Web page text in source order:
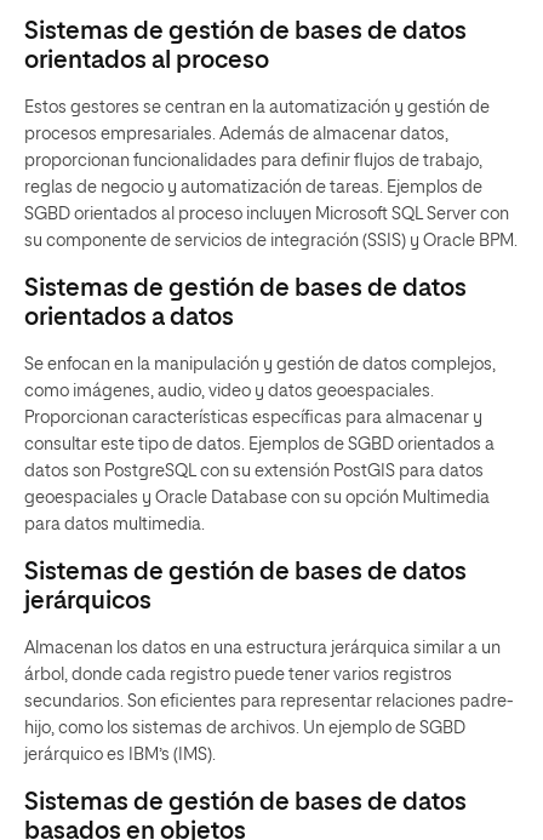
Sistemas de gestión de bases de datos
orientados al proceso
Estos gestores se centran en la automatización y gestión de
procesos empresariales. Además de almacenar datos,
proporcionan funcionalidades para definir flujos de trabajo,
reglas de negocio y automatización de tareas. Ejemplos de
SGBD orientados al proceso incluyen Microsoft SQL Server con
su componente de servicios de integración (SSIS) y Oracle BPM.
Sistemas de gestión de bases de datos
orientados a datos
Se enfocan en la manipulación y gestión de datos complejos,
como imágenes, audio, video y datos geoespaciales.
Proporcionan características específicas para almacenar y
consultar este tipo de datos. Ejemplos de SGBD orientados a
datos son PostgreSQL con su extensión PostGIS para datos
geoespaciales y Oracle Database con su opción Multimedia
para datos multimedia.
Sistemas de gestión de bases de datos
jerárquicos
Almacenan los datos en una estructura jerárquica similar a un
árbol, donde cada registro puede tener varios registros
secundarios. Son eficientes para representar relaciones padre-
hijo, como los sistemas de archivos. Un ejemplo de SGBD
jerárquico es IBM’s (IMS).
Sistemas de gestión de bases de datos
basados en objetos